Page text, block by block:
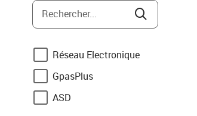
Makita
Scheppach
VOREL
Ferm
Rechercher...
Réseau Electronique
GpasPlus
ASD